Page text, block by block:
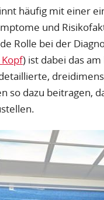
häufig mit einer
und
Rolle bei der
Kopf) ist dabei das
dazu beitragen,